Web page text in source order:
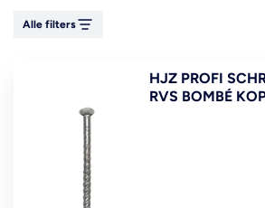
Alle filters
HJZ PROFI
RVS BOMBÉ